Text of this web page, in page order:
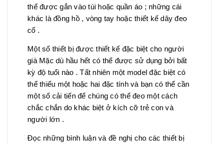
thể được gắn vào túi hoặc quần áo ; những cái
khác là đồng hồ , vòng tay hoặc thiết kế dây đeo
cổ .
Một số thiết bị được thiết kế đặc biệt cho người
già Mặc dù hầu hết có thể được sử dụng bởi bất
kỳ độ tuổi nào . Tất nhiên một model đặc biệt có
thể thiếu một hoặc hai đặc tính và bạn có thể cần
một số cải tiến để chúng có thể đeo một cách
chắc chắn do khác biệt ở kích cỡ trẻ con và
người lớn .
Đọc những bình luận và đề nghị cho các thiết bị